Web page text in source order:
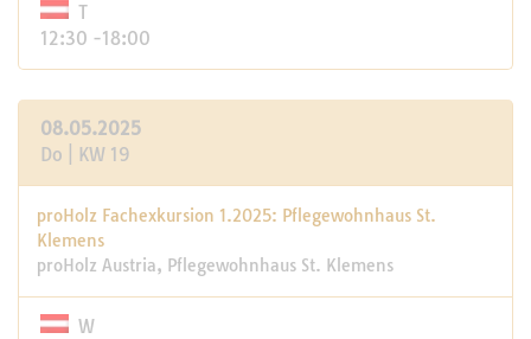
T
12:30 -18:00
08.05.2025
Do | KW 19
proHolz Fachexkursion 1.2025: Pflegewohnhaus St.
Klemens
proHolz Austria, Pflegewohnhaus St. Klemens
W